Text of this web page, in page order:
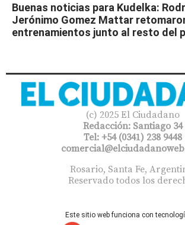
Buenas noticias para Kudelka:
Jerónimo Gomez Mattar
entrenamientos junto al resto del
(c) 2025 El Ciudadano
Redacción: Santiago 34
Tel: +54 (0341) 238 9448
Rosario, Santa Fe,
Reservado todos los
Este sitio web funciona con